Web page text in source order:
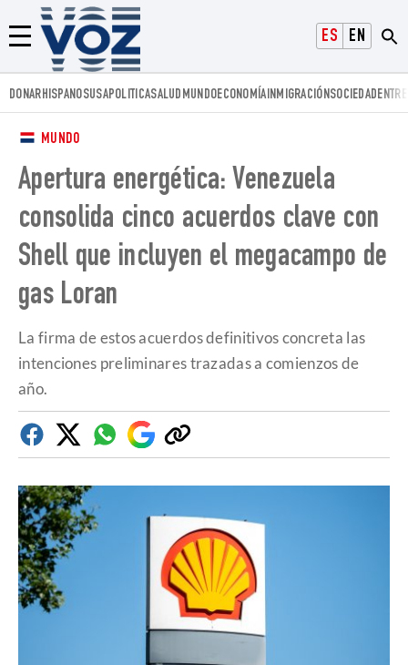
ESPAÑOLENGLISH
Menú
Voz.us
DONARHISPANOSUSAPOLITICASALUD MUNDOECONOMÍAINMIGRACIÓNSOCIEDAD
MUNDO
Apertura energética: Venezuela
consolida cinco acuerdos clave con
Shell que incluyen el megacampo de
gas Loran
La firma de estos acuerdos definitivos concreta las
intenciones preliminares trazadas a comienzos de
año.
FacebookTwitterWhatsapp
Google
Discover
Copiar
enlace